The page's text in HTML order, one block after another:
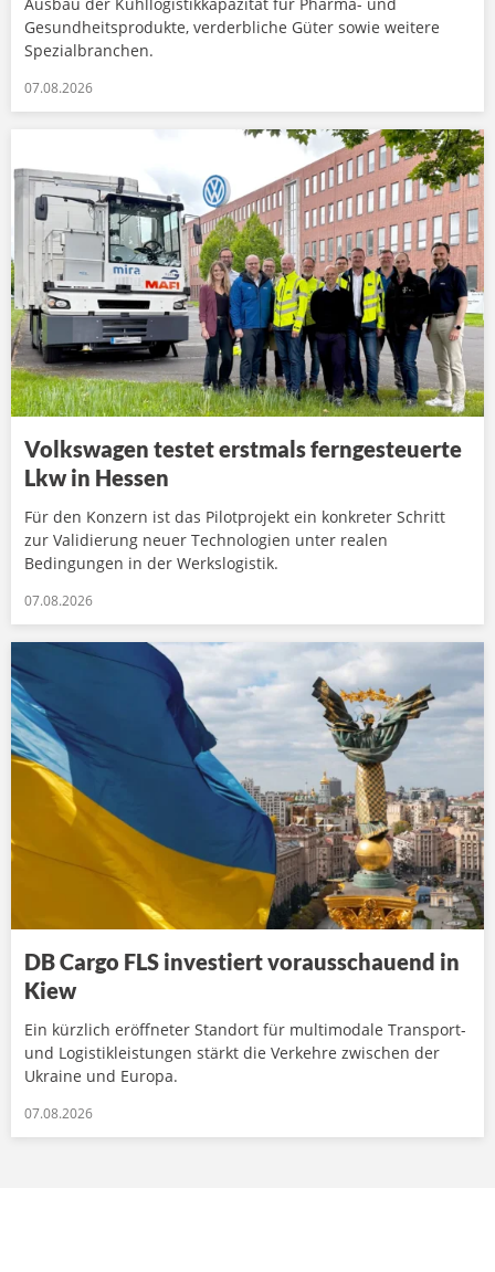
Ausbau der Kühllogistikkapazität für Pharma- und
Gesundheitsprodukte, verderbliche Güter sowie weitere
Spezialbranchen.
07.08.2026
Volkswagen testet erstmals ferngesteuerte
Lkw in Hessen
Für den Konzern ist das Pilotprojekt ein konkreter Schritt
zur Validierung neuer Technologien unter realen
Bedingungen in der Werkslogistik.
07.08.2026
DB Cargo FLS investiert vorausschauend in
Kiew
Ein kürzlich eröffneter Standort für multimodale Transport-
und Logistikleistungen stärkt die Verkehre zwischen der
Ukraine und Europa.
07.08.2026